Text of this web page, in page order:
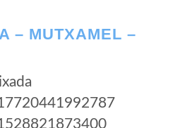
– MUTXAMEL –